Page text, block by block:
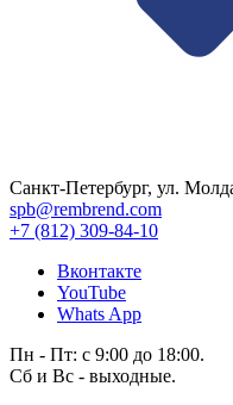
Санкт-Петербург, ул.
spb@rembrend.com
+7 (812) 309-84-10
Вконтакте
YouTube
Whats App
Пн - Пт: с 9:00 до 18:00.
Сб и Вс - выходные.